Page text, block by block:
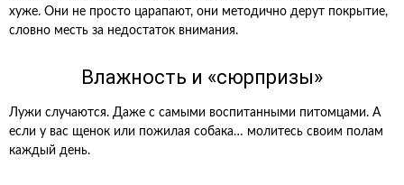
хуже. Они не просто царапают, они методично дерут покрытие,
словно месть за недостаток внимания.
Влажность и «сюрпризы»
Лужи случаются. Даже с самыми воспитанными питомцами. А
если у вас щенок или пожилая собака… молитесь своим полам
каждый день.